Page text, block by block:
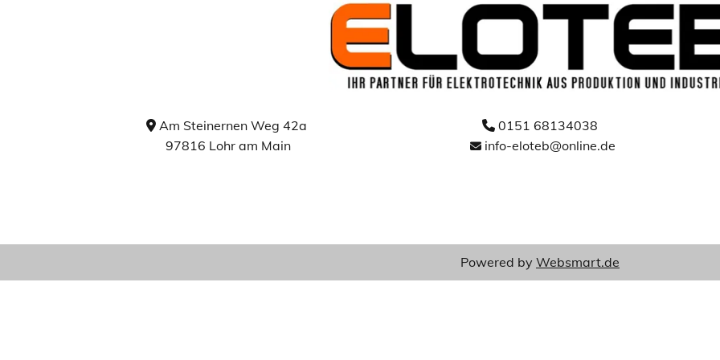
Am Steinernen Weg 42a
97816 Lohr am Main
 0151 68134038
 info-eloteb@online.de
Powered by Websmart.de